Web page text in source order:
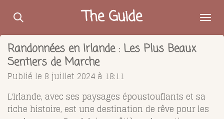
Passer
contenu
principal
The Guide
Randonnées en Irlande : Les Plus Beaux
Sentiers de Marche
Publié le 8 juillet 2024 à 18:11
L'Irlande, avec ses paysages époustouflants et sa
riche histoire, est une destination de rêve pour les